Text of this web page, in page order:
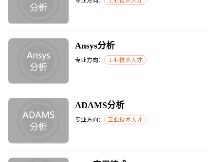
Ansys分析
专业方向： 工业技术人才
ADAMS分析
专业方向： 工业技术人才